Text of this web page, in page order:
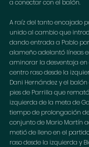
a conectar con el balón.
A raíz del tanto encajado
unido al cambio que
dando entrada a Pablo
alameño adelantó líneas
aminorar la desventaja
centro raso desde la
Dani Hernández y el
pies de Parrilla que
izquierda de la meta de
tiempo de prolongación
conjunto de Mario Martín
metió de lleno en el
raso desde la izquierda y